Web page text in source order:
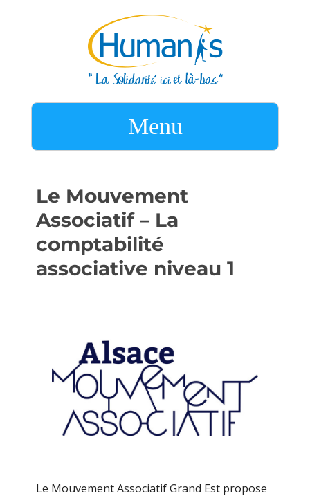
Menu
Le Mouvement
Associatif – La
comptabilité
associative niveau 1
Le Mouvement Associatif Grand Est propose